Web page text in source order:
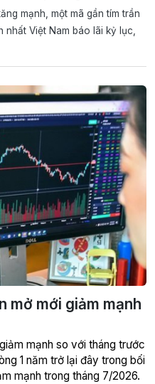
mạnh, một mã gần tím trần
Việt Nam báo lãi kỷ lục,
mở mới giảm mạnh
mạnh so với tháng trước
1 năm trở lại đây trong bối
mạnh trong tháng 7/2026.